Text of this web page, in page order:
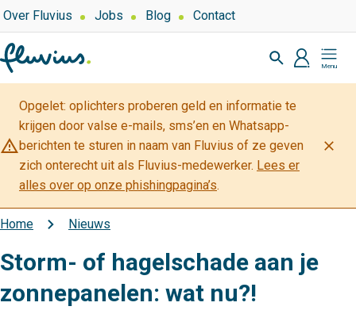
Overslaan
en
naar
de
inhoud
gaan
Top
navigation
Over Fluvius Jobs Blog Contact
Zoeken
profiel
Mijn
Fluvius
warning_amber
Opgelet: oplichters proberen geld en informatie te
krijgen door valse e-mails, sms’en en Whatsapp-
berichten te sturen in naam van Fluvius of ze geven
zich onterecht uit als Fluvius-medewerker. Lees er
alles over op onze phishingpagina’s.
close
Kruimelpad
Home Nieuws
Storm- of hagelschade aan je
zonnepanelen: wat nu?!